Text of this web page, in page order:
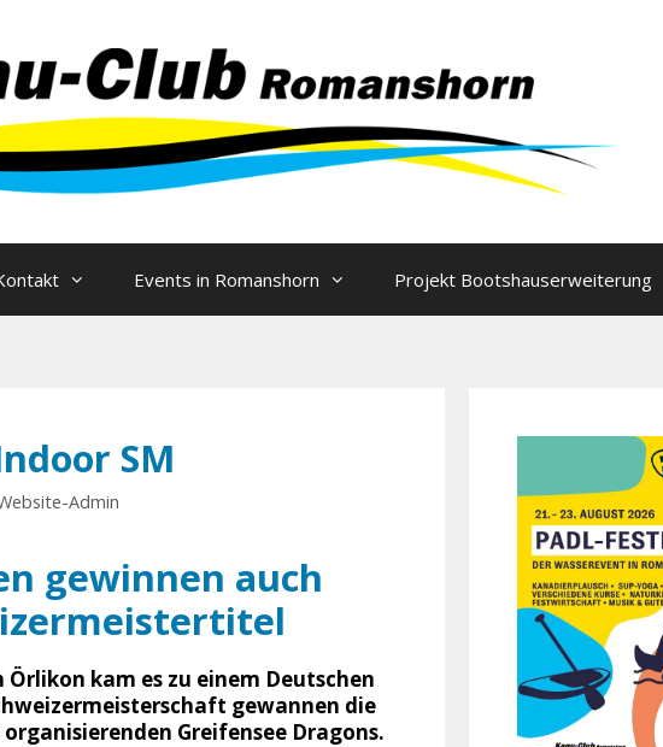
springen
Events in Romanshorn Projekt Bootshauserweiterung
SM
Admin
gewinnen auch
kam es zu einem Deutschen
gewannen die
Greifensee Dragons.